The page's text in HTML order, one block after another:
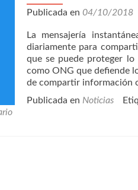
Publicada en 04/10/2018
La mensajería
diariamente para
que se puede proteger
como ONG que defiende
de compartir información
Publicada en Noticias